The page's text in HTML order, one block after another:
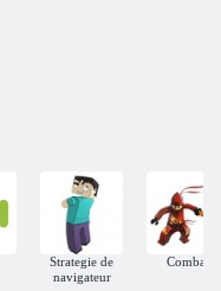
Strategie de
navigateur
Combat